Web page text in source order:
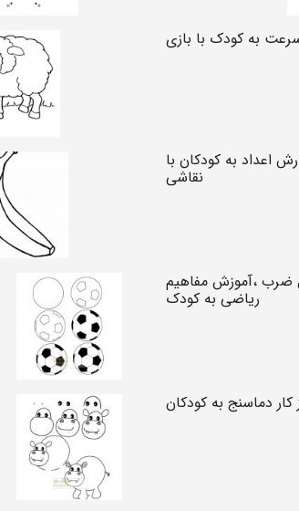
به کودک با بازی
اعداد به کودکان با
نقاشی
ضرب ،آموزش مفاهیم
ریاضی به کودک
دماسنج به کودکان